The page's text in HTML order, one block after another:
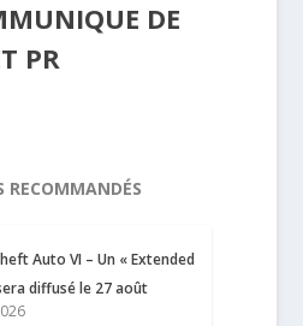
DE
PR
RECOMMANDÉS
Auto VI – Un « Extended
diffusé le 27 août